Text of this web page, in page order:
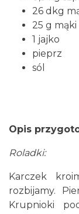
26 dkg
25 g
1 jajko
pieprz
sól
Opis
Roladki:
Karczek
rozbijamy.
Krupnioki